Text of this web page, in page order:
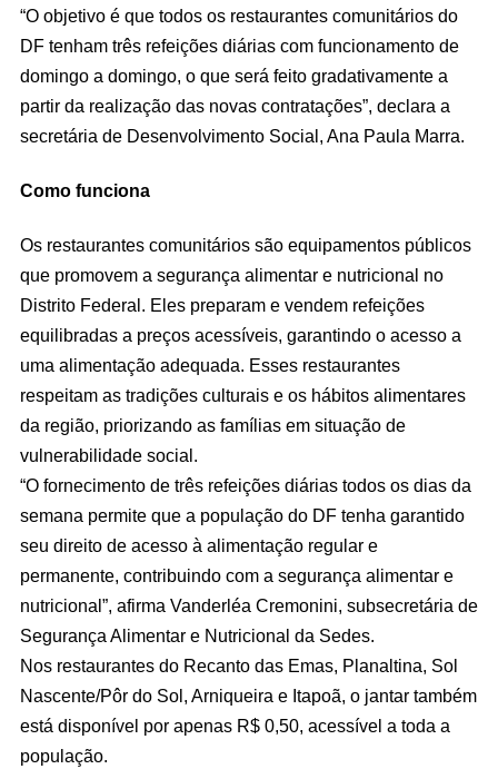
“O objetivo é que todos os restaurantes comunitários do
DF tenham três refeições diárias com funcionamento de
domingo a domingo, o que será feito gradativamente a
partir da realização das novas contratações”, declara a
secretária de Desenvolvimento Social, Ana Paula Marra.
Como funciona
Os restaurantes comunitários são equipamentos públicos
que promovem a segurança alimentar e nutricional no
Distrito Federal. Eles preparam e vendem refeições
equilibradas a preços acessíveis, garantindo o acesso a
uma alimentação adequada. Esses restaurantes
respeitam as tradições culturais e os hábitos alimentares
da região, priorizando as famílias em situação de
vulnerabilidade social.
“O fornecimento de três refeições diárias todos os dias da
semana permite que a população do DF tenha garantido
seu direito de acesso à alimentação regular e
permanente, contribuindo com a segurança alimentar e
nutricional”, afirma Vanderléa Cremonini, subsecretária de
Segurança Alimentar e Nutricional da Sedes.
Nos restaurantes do Recanto das Emas, Planaltina, Sol
Nascente/Pôr do Sol, Arniqueira e Itapoã, o jantar também
está disponível por apenas R$ 0,50, acessível a toda a
população.